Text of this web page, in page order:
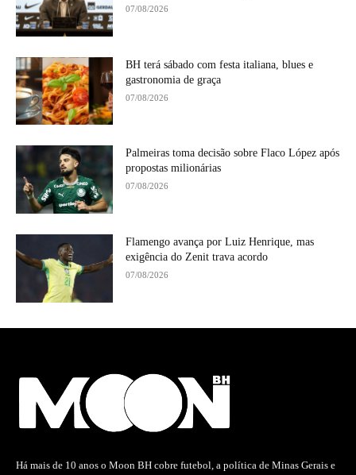
07/08/2026
BH terá sábado com festa italiana, blues e
gastronomia de graça
07/08/2026
Palmeiras toma decisão sobre Flaco López após
propostas milionárias
07/08/2026
Flamengo avança por Luiz Henrique, mas
exigência do Zenit trava acordo
07/08/2026
Há mais de 10 anos o Moon BH cobre futebol, a política de Minas Gerais e